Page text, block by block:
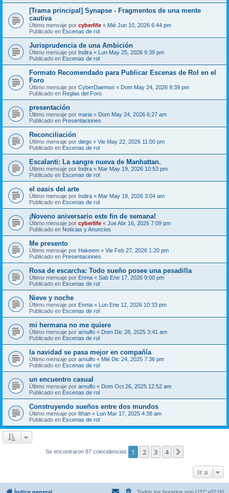
[Trama principal] Synapse - Fragmentos de una mente
cautiva
Último mensaje por cyberlife « Mié Jun 10, 2026 6:44 pm
Publicado en Escenas de rol
Jurisprudencia de una Ambición
Último mensaje por Indira « Lun May 25, 2026 9:39 pm
Publicado en Escenas de rol
Formato Recomendado para Publicar Escenas de Rol en el
Foro
Último mensaje por CyberDaemon « Dom May 24, 2026 9:39 pm
Publicado en Reglas del Foro
presentación
Último mensaje por maria « Dom May 24, 2026 6:27 am
Publicado en Presentaciones
Reconciliación
Último mensaje por diego « Vie May 22, 2026 11:00 pm
Publicado en Escenas de rol
Escalanti: La sangre nueva de Manhattan.
Último mensaje por Indira « Mar May 19, 2026 10:53 pm
Publicado en Escenas de rol
el oasis del arte
Último mensaje por Indira « Mar May 19, 2026 3:04 am
Publicado en Escenas de rol
¡Noveno aniversario este fin de semana!
Último mensaje por cyberlife « Jue Abr 16, 2026 7:09 pm
Publicado en Noticias y Anuncios
Me presento
Último mensaje por Hakeem « Vie Feb 27, 2026 1:20 pm
Publicado en Presentaciones
Rosa de escarcha: Todo sueño posee una pesadilla
Último mensaje por Enma « Sab Ene 17, 2026 9:00 pm
Publicado en Escenas de rol
Nieve y noche
Último mensaje por Enma « Lun Ene 12, 2026 10:33 pm
Publicado en Escenas de rol
mi hermana no me quiere
Último mensaje por arnulfo « Dom Dic 28, 2025 3:41 am
Publicado en Escenas de rol
la navidad se pasa mejor en compañía
Último mensaje por arnulfo « Mié Dic 24, 2025 7:36 pm
Publicado en Escenas de rol
un encuentro casual
Último mensaje por arnulfo « Dom Oct 26, 2025 12:52 am
Publicado en Escenas de rol
Construyendo sueños entre dos mundos
Último mensaje por Ithan « Lun Mar 17, 2025 4:38 am
Publicado en Escenas de rol
Se encontraron 87 coincidencias 1 2 3 4
Ir a
Índice general Todos los horarios son UTC+02:00